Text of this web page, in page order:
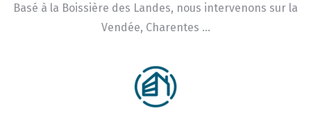
Basé à la Boissière des Landes, nous intervenons sur la
Vendée, Charentes …